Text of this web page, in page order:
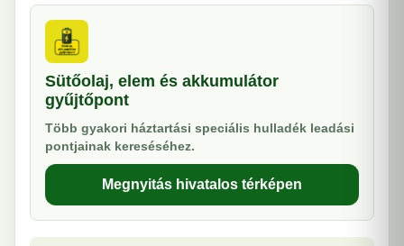
Sütőolaj, elem és akkumulátor
gyűjtőpont
Több gyakori háztartási speciális hulladék leadási
pontjainak kereséséhez.
Megnyitás hivatalos térképen